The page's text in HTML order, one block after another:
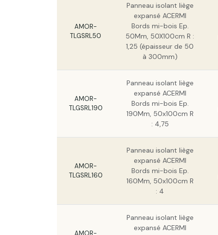
AMOR-
TLGSRL50
Panneau isolant liège
expansé ACERMI
Bords mi-bois Ep.
50Mm, 50X100cm R :
1,25 (épaisseur de 50
à 300mm)
AMOR-
TLGSRL190
Panneau isolant liège
expansé ACERMI
Bords mi-bois Ep.
190Mm, 50x100cm R
: 4,75
AMOR-
TLGSRL160
Panneau isolant liège
expansé ACERMI
Bords mi-bois Ep.
160Mm, 50x100cm R
: 4
AMOR-
Panneau isolant liège
expansé ACERMI